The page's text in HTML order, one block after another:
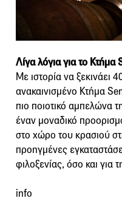
Λίγα λόγια για το Κτήμα
Με ιστορία να ξεκινάει
ανακαινισμένο Κτήμα
πιο ποιοτικό αμπελώνα
έναν μοναδικό
στο χώρο του κρασιού
προηγμένες
φιλοξενίας, όσο και για
info